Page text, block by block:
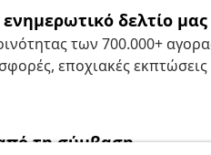
δελτίο μας
των 700.000+
εποχιακές εκπτώσεις
τη σύμβαση